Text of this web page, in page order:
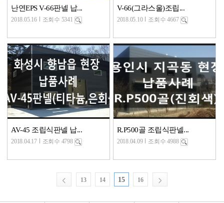
난연EPS V-66판넬 납...
2018.05.16 조회수 5341
V-66(그라스울)조립...
2018.05.10 조회수 4667
AV-45 조립식판넬 납...
2018.04.17 조회수 4798
R.P500골 조립식판넬...
2018.04.09 조회수 4988
13 14 15 16